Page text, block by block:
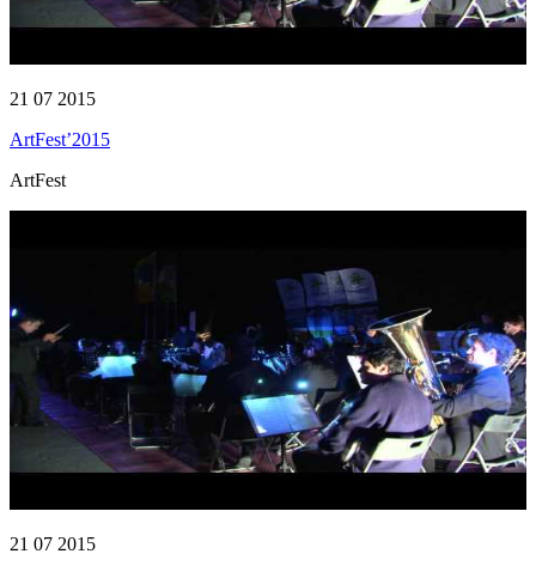
21 07 2015
ArtFest’2015
ArtFest
21 07 2015